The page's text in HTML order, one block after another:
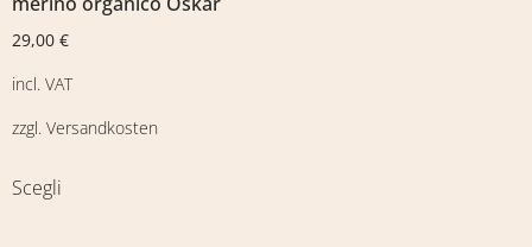
29,00 €
incl. VAT
zzgl. Versandkosten
Scegli